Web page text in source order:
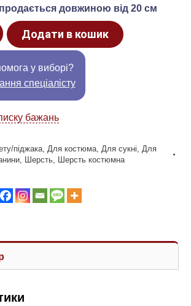
довжиною від 20 см
Додати в кошик
у виборі?
спеціалісту
бажань
піджака Для костюма Для сукні
Для
Шерсть Шерсть костюмна